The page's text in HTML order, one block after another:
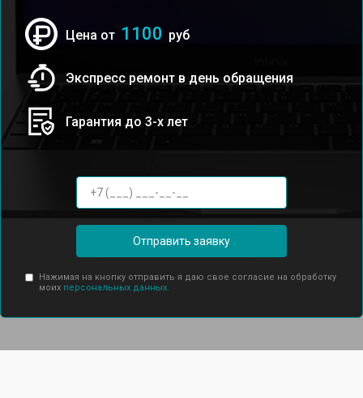
Цена от 1100 руб
Экспресс ремонт в день обращения
Гарантия до 3-х лет
Отправить заявку
Нажимая на кнопку отправить я даю свое согласие на обработку
моих персональных данных.